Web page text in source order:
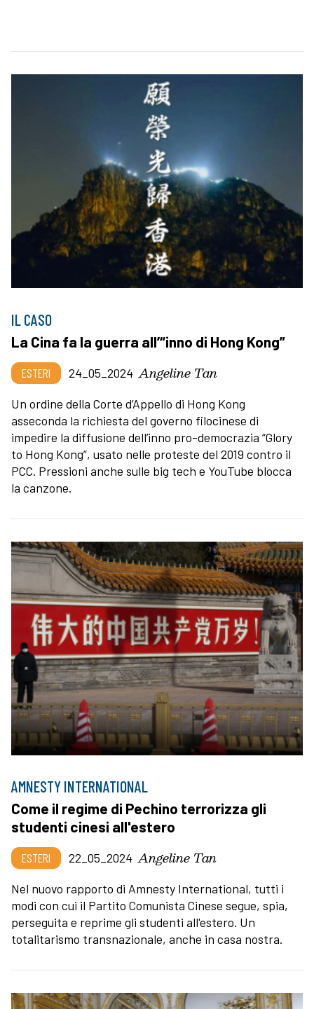
IL CASO
La Cina fa la guerra all’“inno di Hong Kong”
ESTERI 24_05_2024 Angeline Tan
Un ordine della Corte d’Appello di Hong Kong
asseconda la richiesta del governo filocinese di
impedire la diffusione dell’inno pro-democrazia “Glory
to Hong Kong”, usato nelle proteste del 2019 contro il
PCC. Pressioni anche sulle big tech e YouTube blocca
la canzone.
AMNESTY INTERNATIONAL
Come il regime di Pechino terrorizza gli
studenti cinesi all'estero
ESTERI 22_05_2024 Angeline Tan
Nel nuovo rapporto di Amnesty International, tutti i
modi con cui il Partito Comunista Cinese segue, spia,
perseguita e reprime gli studenti all'estero. Un
totalitarismo transnazionale, anche in casa nostra.